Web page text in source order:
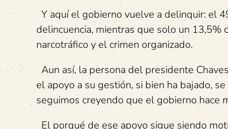
Y aquí el gobierno vuelve a delinquir: el
delincuencia, mientras que solo un
narcotráfico y el crimen organizado.
Aun así, la persona del presidente
el apoyo a su gestión, si bien ha bajado,
seguimos creyendo que el gobierno hace
El porqué de ese apoyo sigue siendo